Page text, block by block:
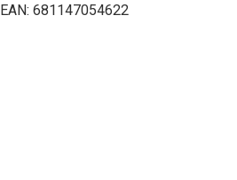
EAN: 681147054622